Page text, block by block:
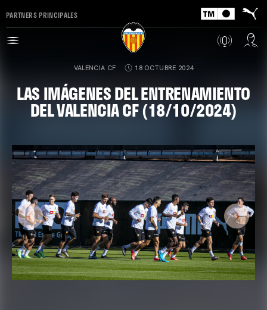
PARTNERS PRINCIPALES
VALENCIA CF 18 OCTUBRE 2024
LAS IMÁGENES DEL ENTRENAMIENTO
DEL VALENCIA CF (18/10/2024)